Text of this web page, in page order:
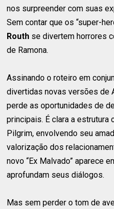
nos surpreender com suas
Sem contar que os “super-
Routh se divertem horrores
de Ramona.
Assinando o roteiro em
divertidas novas versões de
perde as oportunidades de
principais. É clara a
Pilgrim, envolvendo seu
valorização dos
novo “Ex Malvado” aparece
aprofundam seus diálogos.
Mas sem perder o tom de